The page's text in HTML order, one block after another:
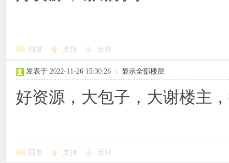
回复 支持 反对
发表于 2022-11-26 15:30:26 显示全部楼层
好资源，大包子，大谢楼主
回复 支持 反对